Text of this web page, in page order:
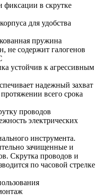
фиксации в скрутке
для удобства
пружина
не содержит галогенов
устойчив к агрессивным
надежный захват
всего срока
проводов
электрических
инструмента.
зачищенные и
Скрутка проводов и
по часовой стрелке